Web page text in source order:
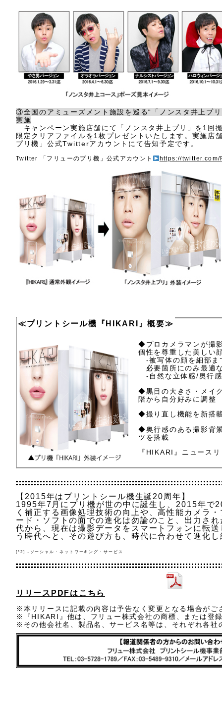
③全国のアミューズメント施設を巡る“「ノンスタ井上プ
実施
キャンペーン実施店舗にて「ノンスタ井上プリ」を1回
限定クリアファイルを1枚プレゼントいたします。実施店
プリ機」公式Twitterアカウントにて告知予定です。
Twitter 「フリューのプリ機」公式アカウント https://twitter.com/
≪プリントシール機『HIKARI』概要≫
◆プロカメラマンが撮
個性を尊重した美しい
-被写体の顔を細部ま
必要箇所にのみ最適
-自然な立体感/奥行
◆黒目の大きさ・メイ
階から自分好みに調整
◆撮り直し機能を新搭
◆奥行感のある撮影背
ツを搭載
『HIKARI』ニュース
【2015年はプリントシール機生誕20周年】
1995年7月にプリ機が世の中に誕生し、2015年で
く補正する画像処理技術の向上や、高性能カメラ
ード・ソフトの面での進化は勿論のこと、出力さ
代から、現在は撮影データをスマートフォンに転
う時代へと、その遊び方も、時代に合わせて進化
[*2]…ソーシャル・ネットワーキング・サービス
リリースPDFはこちら
※本リリースに記載の内容は予告なく変更となる場合がご
※『HIKARI』他は、フリュー株式会社の商標、または登
※その他会社名、製品名、サービス名等は、それぞれ各社